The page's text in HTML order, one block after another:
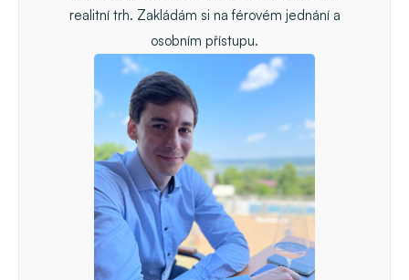
realitní trh. Zakládám si na férovém jednání a
osobním přístupu.